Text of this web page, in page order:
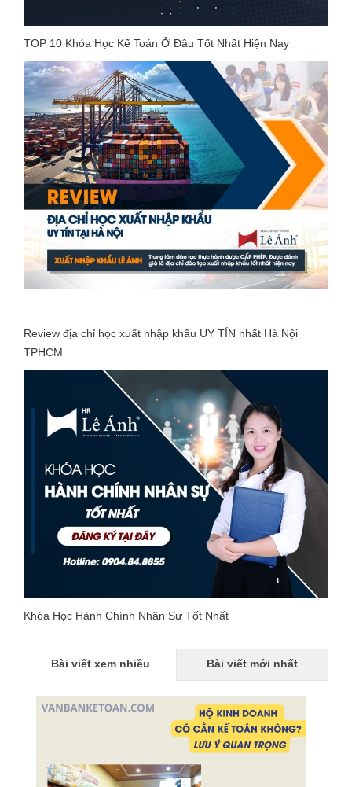
TOP 10 Khóa Học Kế Toán Ở Đâu Tốt Nhất Hiện Nay
Review địa chỉ học xuất nhập khẩu UY TÍN nhất Hà Nội
TPHCM
Khóa Học Hành Chính Nhân Sự Tốt Nhất
Bài viết xem nhiều Bài viết mới nhất